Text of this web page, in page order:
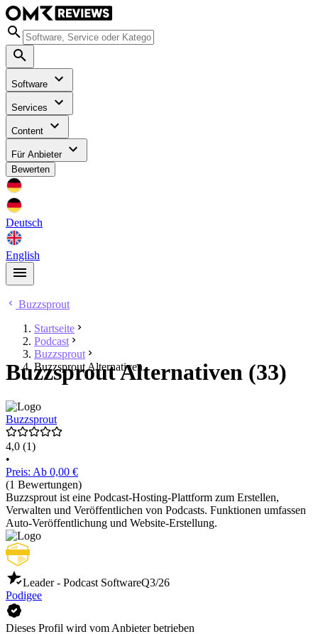
Software
Services
Content
Für Anbieter
Bewerten
Deutsch
English
Buzzsprout
Startseite
Podcast
Buzzsprout
Buzzsprout Alternativen
Buzzsprout Alternativen (33)
Buzzsprout
4,0 (1)
•
Preis: Ab 0,00 €
(1 Bewertungen)
Buzzsprout ist eine Podcast-Hosting-Plattform zum Erstellen,
Verwalten und Veröffentlichen von Podcasts. Funktionen umfassen
Auto-Veröffentlichung und Website-Erstellung.
Leader - Podcast SoftwareQ3/26
Podigee
Dieses Profil wird vom Anbieter betrieben